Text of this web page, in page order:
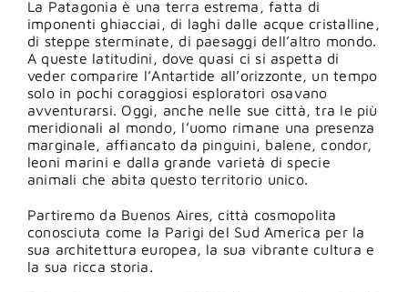
La Patagonia è una terra estrema, fatta di
imponenti ghiacciai, di laghi dalle acque cristalline,
di steppe sterminate, di paesaggi dell’altro mondo.
A queste latitudini, dove quasi ci si aspetta di
veder comparire l’Antartide all’orizzonte, un tempo
solo in pochi coraggiosi esploratori osavano
avventurarsi. Oggi, anche nelle sue città, tra le più
meridionali al mondo, l’uomo rimane una presenza
marginale, affiancato da pinguini, balene, condor,
leoni marini e dalla grande varietà di specie
animali che abita questo territorio unico.
Partiremo da Buenos Aires , città cosmopolita
conosciuta come la Parigi del Sud America per la
sua architettura europea, la sua vibrante cultura e
la sua ricca storia.